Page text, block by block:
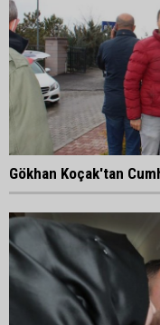
Gökhan Koçak'tan